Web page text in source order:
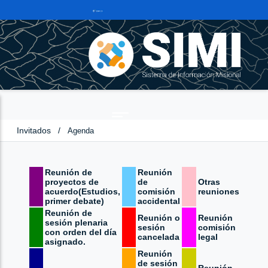
Invitados / Agenda
Reunión de
proyectos de
acuerdo(Estudios,
primer debate)
Reunión
de
comisión
accidental
Otras
reuniones
Reunión de
sesión plenaria
con orden del día
asignado.
Reunión o
sesión
cancelada
Reunión
comisión
legal
Reunión
de sesión